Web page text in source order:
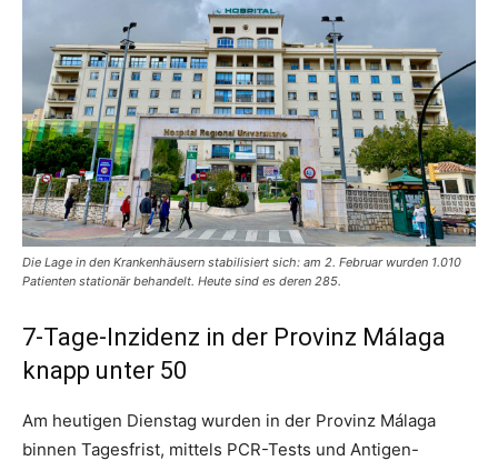
Die Lage in den Krankenhäusern stabilisiert sich: am 2. Februar wurden 1.010
Patienten stationär behandelt. Heute sind es deren 285.
7-Tage-Inzidenz in der Provinz Málaga
knapp unter 50
Am heutigen Dienstag wurden in der Provinz Málaga
binnen Tagesfrist, mittels PCR-Tests und Antigen-